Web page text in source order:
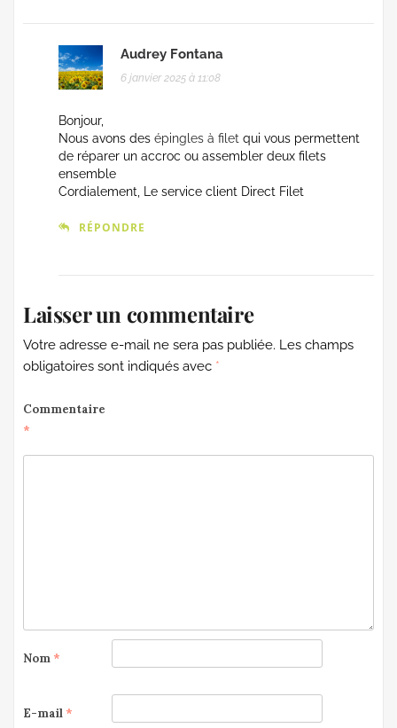
Audrey Fontana
6 janvier 2025 à 11:08
Bonjour,
Nous avons des épingles à filet qui vous permettent
de réparer un accroc ou assembler deux filets
ensemble
Cordialement, Le service client Direct Filet
RÉPONDRE
Laisser un commentaire
Votre adresse e-mail ne sera pas publiée. Les champs
obligatoires sont indiqués avec *
Commentaire
*
Nom *
E-mail *